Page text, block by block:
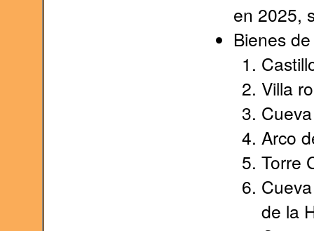
en 2025,
Bienes
Villa
Arco
Torre
de la